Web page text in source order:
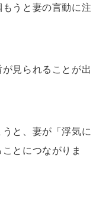
うと妻の言動に注
見られることが出
と、妻が「浮気に
とにつながりま